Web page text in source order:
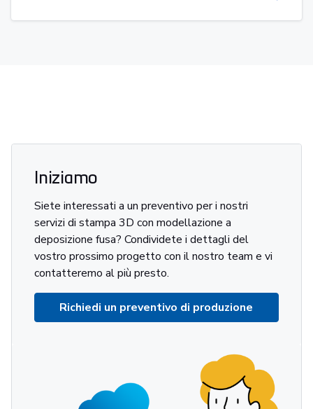
Iniziamo
Siete interessati a un preventivo per i nostri
servizi di stampa 3D con modellazione a
deposizione fusa? Condividete i dettagli del
vostro prossimo progetto con il nostro team e vi
contatteremo al più presto.
Richiedi un preventivo di produzione